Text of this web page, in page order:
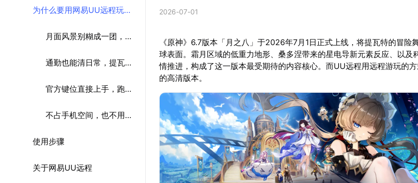
为什么要用网易UU远程玩
《原神》
月面风景别糊成一团，4K
高帧更适合拍照党
通勤也能清日常，提瓦特
不一定非得坐在电脑前
官方键位直接上手，跑
图、切人、开大更顺手
不占手机空间，也不用担
心后台被杀
使用步骤
关于网易UU远程
2026-07-01
《原神》6.7版本「月之八」于2026年7月1日正式上线，将提瓦特的冒险
球表面。霜月区域的低重力地形、桑多涅带来的星电导新元素反应、以及
情推进，构成了这一版本最受期待的内容核心。而UU远程用远程游玩的
的高清版本。